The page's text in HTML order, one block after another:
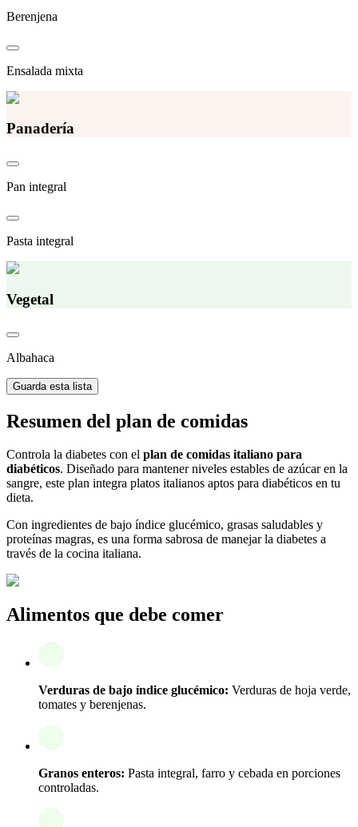
Berenjena
Ensalada mixta
Panadería
Pan integral
Pasta integral
Vegetal
Albahaca
Guarda esta lista
Resumen del plan de comidas
Controla la diabetes con el plan de comidas italiano para
diabéticos. Diseñado para mantener niveles estables de azúcar en la
sangre, este plan integra platos italianos aptos para diabéticos en tu
dieta.
Con ingredientes de bajo índice glucémico, grasas saludables y
proteínas magras, es una forma sabrosa de manejar la diabetes a
través de la cocina italiana.
Alimentos que debe comer
Verduras de bajo índice glucémico: Verduras de hoja verde,
tomates y berenjenas.
Granos enteros: Pasta integral, farro y cebada en porciones
controladas.